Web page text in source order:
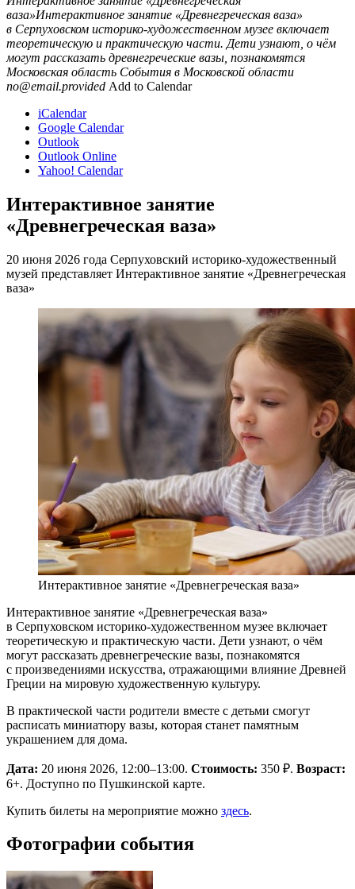
ваза»Интерактивное занятие «Древнегреческая ваза»
в Серпуховском историко-художественном музее включает
теоретическую и практическую части. Дети узнают, о чём
могут рассказать древнегреческие вазы, познакомятся
Московская область События в Московской области
no@email.provided Add to Calendar
iCalendar
Google Calendar
Outlook
Outlook Online
Yahoo! Calendar
Интерактивное занятие
«Древнегреческая ваза»
20 июня 2026 года Серпуховский историко-художественный
музей представляет Интерактивное занятие «Древнегреческая
ваза»
Интерактивное занятие «Древнегреческая ваза»
Интерактивное занятие «Древнегреческая ваза»
в Серпуховском историко-художественном музее включает
теоретическую и практическую части. Дети узнают, о чём
могут рассказать древнегреческие вазы, познакомятся
с произведениями искусства, отражающими влияние Древней
Греции на мировую художественную культуру.
В практической части родители вместе с детьми смогут
расписать миниатюру вазы, которая станет памятным
украшением для дома.
Дата: 20 июня 2026, 12:00–13:00. Стоимость: 350 ₽. Возраст:
6+. Доступно по Пушкинской карте.
Купить билеты на мероприятие можно здесь.
Фотографии события